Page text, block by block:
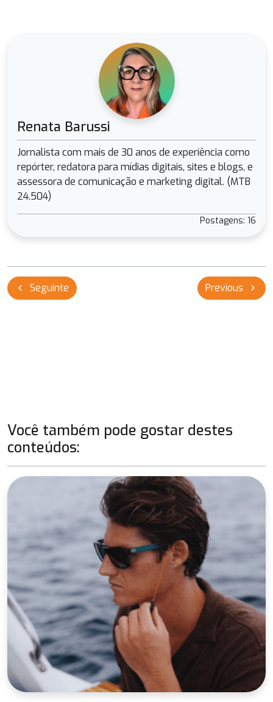
Renata Barussi
Jornalista com mais de 30 anos de experiência como
repórter, redatora para mídias digitais, sites e blogs, e
assessora de comunicação e marketing digital. (MTB
24.504)
Postagens: 16
Navegação
de
Previous chevron_right
chevron_left Seguinte
Você também pode gostar destes
conteúdos: